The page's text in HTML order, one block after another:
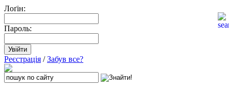
Лоґін:
Пароль:
Реєстрація /Забув все?